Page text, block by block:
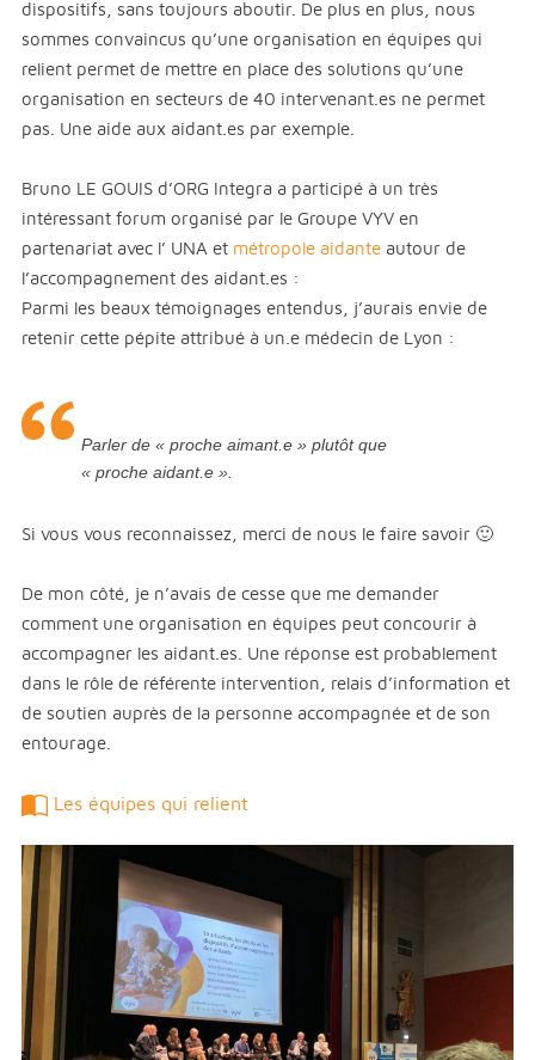
dispositifs, sans toujours aboutir. De plus en plus, nous
sommes convaincus qu’une organisation en équipes qui
relient permet de mettre en place des solutions qu’une
organisation en secteurs de 40 intervenant.es ne permet
pas. Une aide aux aidant.es par exemple.
Bruno LE GOUIS d’ORG Integra a participé à un très
intéressant forum organisé par le Groupe VYV en
partenariat avec l’ UNA et métropole aidanteautour de
l’accompagnement des aidant.es :
Parmi les beaux témoignages entendus, j’aurais envie de
retenir cette pépite attribué à un.e médecin de Lyon :
Parler de « proche aimant.e » plutôt que
« proche aidant.e ».
Si vous vous reconnaissez, merci de nous le faire savoir 🙂
De mon côté, je n’avais de cesse que me demander
comment une organisation en équipes peut concourir à
accompagner les aidant.es. Une réponse est probablement
dans le rôle de référente intervention, relais d’information et
de soutien auprès de la personne accompagnée et de son
entourage.
Les équipes qui relient